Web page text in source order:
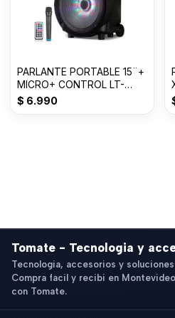
PARLANTE PORTABLE 15¨+
MICRO+ CONTROL LT-
1517BT C/RUEDAS
$ 6.990
Tomate - Tecnologia y
Tecnologia, accesorios y
Compra facil y recibi en
con Tomate.